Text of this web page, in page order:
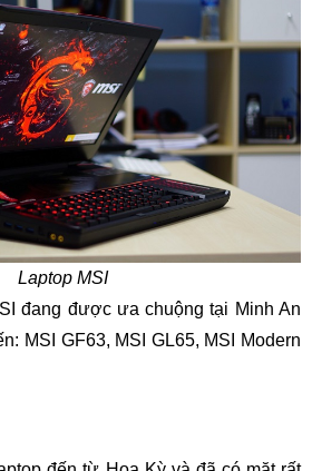
Laptop MSI
đang được ưa chuộng tại Minh An
MSI GF63, MSI GL65, MSI Modern